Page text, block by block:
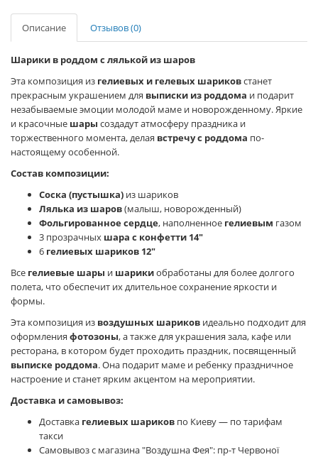
Описание Отзывов (0)
Шарики в роддом с лялькой из шаров
Эта композиция из гелиевых и гелевых шариковстанет
прекрасным украшением для выписки из роддома и подарит
незабываемые эмоции молодой маме и новорожденному. Яркие
и красочные шары создадут атмосферу праздника и
торжественного момента, делая встречу с роддома по-
настоящему особенной.
Состав композиции:
Соска (пустышка) из шариков
Лялька из шаров(малыш, новорожденный)
Фольгированное сердце, наполненное гелиевым газом
3 прозрачных шара с конфетти 14"
6 гелиевых шариков 12"
Все гелиевые шары и шарикиобработаны для более долгого
полета, что обеспечит их длительное сохранение яркости и
формы.
Эта композиция из воздушных шариков идеально подходит для
оформления фотозоны, а также для украшения зала, кафе или
ресторана, в котором будет проходить праздник, посвященный
выписке роддома. Она подарит маме и ребенку праздничное
настроение и станет ярким акцентом на мероприятии.
Доставка и самовывоз:
Доставка гелиевых шариков по Киеву — по тарифам
такси
Самовывоз с магазина "Воздушна Фея": пр-т Червоної